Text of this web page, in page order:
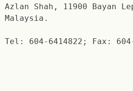
Azlan Shah, 11900 Bayan
Malaysia.
Tel: 604-6414822; Fax: 604-